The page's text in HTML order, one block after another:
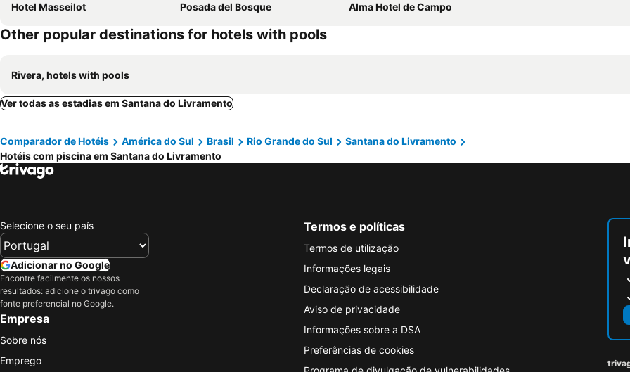
Hotel Masseilot
Posada del Bosque Alma Hotel de Campo
Other popular destinations for hotels with pools
Rivera, hotels with pools
Ver todas as estadias em Santana do Livramento
Comparador de Hotéis América do Sul Brasil Rio Grande do Sul
Santana do Livramento
Hotéis com piscina em Santana do Livramento
Selecione o seu país
Adicionar no Google
Encontre facilmente os nossos
resultados: adicione o trivago como
fonte preferencial no Google.
Empresa
Sobre nós
Emprego
Termos e políticas
Termos de utilização
Informações legais
Declaração de acessibilidade
Aviso de privacidade
Informações sobre a DSA
Preferências de cookies